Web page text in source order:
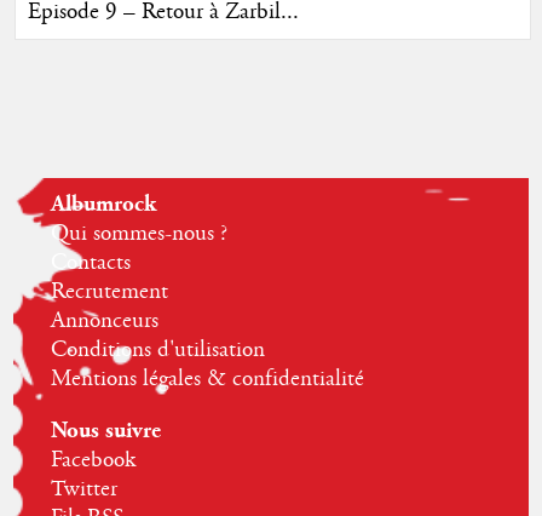
Episode 9 – Retour à Zarbil...
Albumrock
Qui sommes-nous ?
Contacts
Recrutement
Annonceurs
Conditions d'utilisation
Mentions légales & confidentialité
Nous suivre
Facebook
Twitter